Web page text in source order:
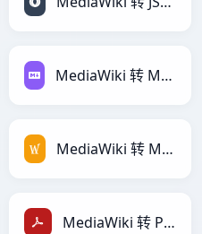
MediaWiki 转 Markdown
MediaWiki 转 MediaWiki
MediaWiki 转 PDF